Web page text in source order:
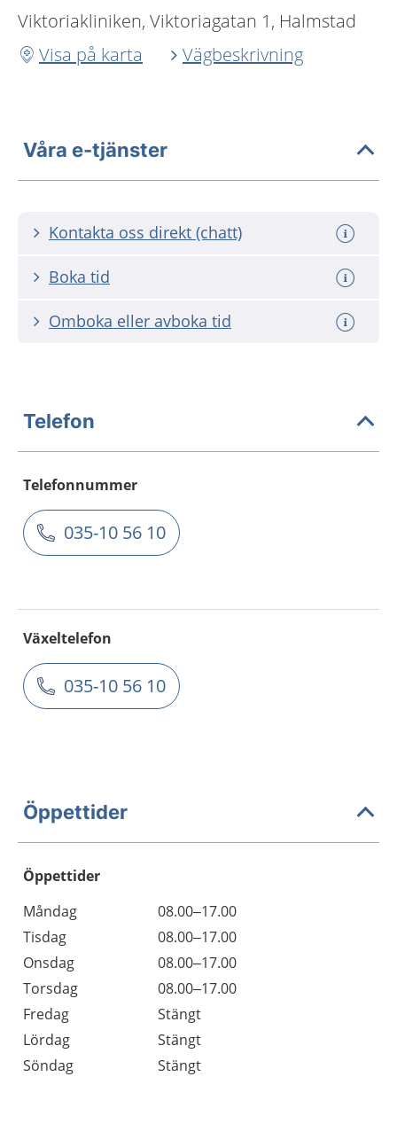
Viktoriakliniken, Viktoriagatan 1, Halmstad
Visa på karta
Vägbeskrivning
Våra e-tjänster
Kontakta oss direkt (chatt)
Boka tid
Omboka eller avboka tid
Telefon
Telefonnummer
035-10 56 10
Växeltelefon
035-10 56 10
Öppettider
Öppettider
Dag
Öppettider
Kommentarer
Måndag
08.00–17.00
Tisdag
08.00–17.00
Onsdag
08.00–17.00
Torsdag
08.00–17.00
Fredag
Stängt
Lördag
Stängt
Söndag
Stängt